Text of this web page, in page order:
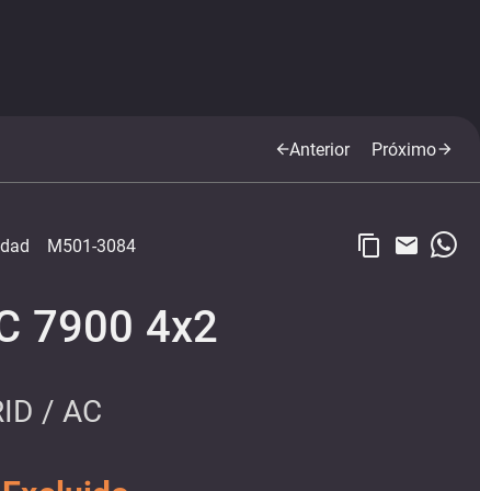
arrow_backAnterior Próximoarrow_forward
M501-3084 content_copy email
7900 4x2
/ AC